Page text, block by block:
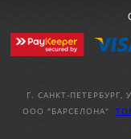
Г. САНКТ-ПЕТЕРБУРГ,
ООО "БАРСЕЛОНА"